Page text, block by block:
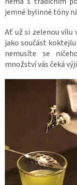
jemné bylinné tóny
Ať už si zelenou vílu
jako součást
nemusíte se
množství vás čeká